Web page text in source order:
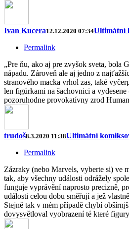
Ivan Kucera12.12.2020 07:34Ultimátní
Permalink
„Pre ňu, ako aj pre zvyšok sveta, bola
nápadu. Zároveň ale aj jedno z
stranového macka vrhol zas, také
len figúrkami na šachovnici a
pozoruhodne provokatívny zrod
trudoš8.3.2020 11:38Ultimátní
Permalink
Zázraky (nebo Marvels, vyberte si) ve
tak, aby všechny události odrážely
funguje vyprávění naprosto precizně,
události celou dobu směřují a jež
Stejně tak v mém případě chybí
dovysvětloval vyobrazení té které